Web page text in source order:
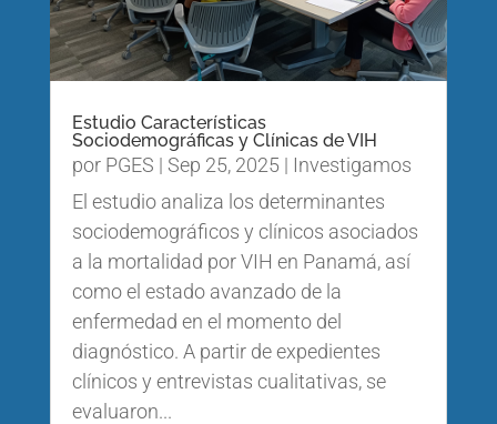
Estudio Características
Sociodemográficas y Clínicas de VIH
por PGES | Sep 25, 2025| Investigamos
El estudio analiza los determinantes
sociodemográficos y clínicos asociados
a la mortalidad por VIH en Panamá, así
como el estado avanzado de la
enfermedad en el momento del
diagnóstico. A partir de expedientes
clínicos y entrevistas cualitativas, se
evaluaron...